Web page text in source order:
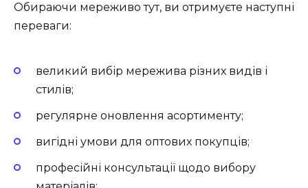
Обираючи мереживо тут, ви отримуєте наступні
переваги:
великий вибір мережива різних видів і
стилів;
регулярне оновлення асортименту;
вигідні умови для оптових покупців;
професійні консультації щодо вибору